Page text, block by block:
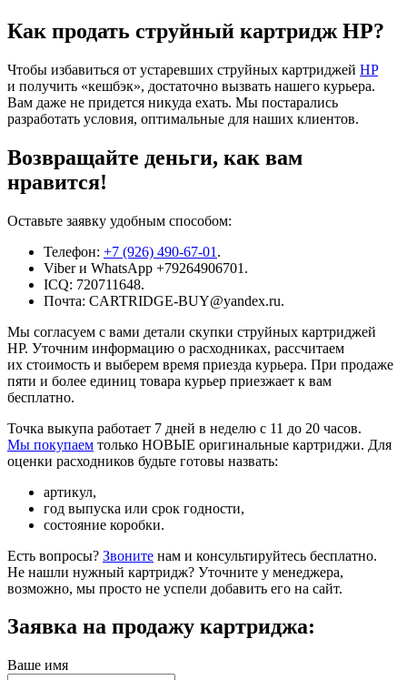
Как продать струйный картридж HP?
Чтобы избавиться от устаревших струйных картриджей HP
и получить «кешбэк», достаточно вызвать нашего курьера.
Вам даже не придется никуда ехать. Мы постарались
разработать условия, оптимальные для наших клиентов.
Возвращайте деньги, как вам
нравится!
Оставьте заявку удобным способом:
Телефон: +7 (926) 490-67-01 .
Viber и WhatsApp +79264906701.
ICQ: 720711648.
Почта: CARTRIDGE-BUY@yandex.ru.
Мы согласуем с вами детали скупки струйных картриджей
HP. Уточним информацию о расходниках, рассчитаем
их стоимость и выберем время приезда курьера. При продаже
пяти и более единиц товара курьер приезжает к вам
бесплатно.
Точка выкупа работает 7 дней в неделю с 11 до 20 часов.
Мы покупаем только НОВЫЕ оригинальные картриджи. Для
оценки расходников будьте готовы назвать:
артикул,
год выпуска или срок годности,
состояние коробки.
Есть вопросы? Звоните нам и консультируйтесь бесплатно.
Не нашли нужный картридж? Уточните у менеджера,
возможно, мы просто не успели добавить его на сайт.
Заявка на продажу картриджа:
Ваше имя